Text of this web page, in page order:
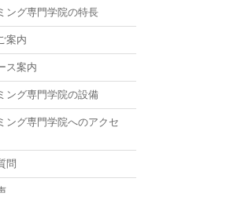
ング専門学院の特長
案内
ス案内
ング専門学院の設備
ング専門学院へのアクセ
問